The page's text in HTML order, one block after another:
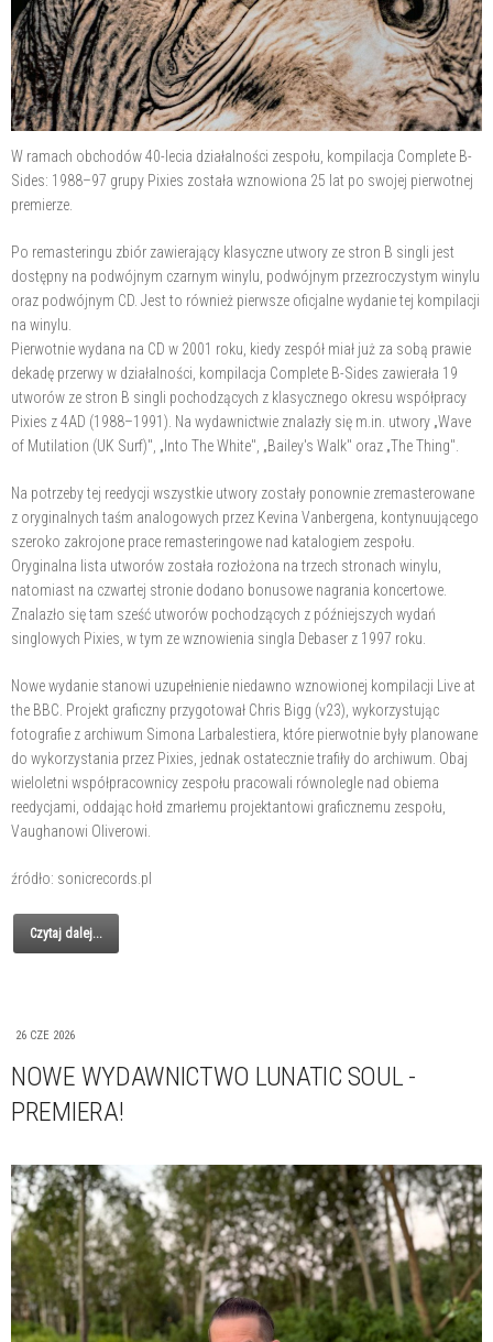
W ramach obchodów 40-lecia działalności zespołu, kompilacja Complete B-
Sides: 1988–97 grupy Pixies została wznowiona 25 lat po swojej pierwotnej
premierze.
Po remasteringu zbiór zawierający klasyczne utwory ze stron B singli jest
dostępny na podwójnym czarnym winylu, podwójnym przezroczystym winylu
oraz podwójnym CD. Jest to również pierwsze oficjalne wydanie tej kompilacji
na winylu.
Pierwotnie wydana na CD w 2001 roku, kiedy zespół miał już za sobą prawie
dekadę przerwy w działalności, kompilacja Complete B-Sides zawierała 19
utworów ze stron B singli pochodzących z klasycznego okresu współpracy
Pixies z 4AD (1988–1991). Na wydawnictwie znalazły się m.in. utwory „Wave
of Mutilation (UK Surf)", „Into The White", „Bailey's Walk" oraz „The Thing".
Na potrzeby tej reedycji wszystkie utwory zostały ponownie zremasterowane
z oryginalnych taśm analogowych przez Kevina Vanbergena, kontynuującego
szeroko zakrojone prace remasteringowe nad katalogiem zespołu.
Oryginalna lista utworów została rozłożona na trzech stronach winylu,
natomiast na czwartej stronie dodano bonusowe nagrania koncertowe.
Znalazło się tam sześć utworów pochodzących z późniejszych wydań
singlowych Pixies, w tym ze wznowienia singla Debaser z 1997 roku.
Nowe wydanie stanowi uzupełnienie niedawno wznowionej kompilacji Live at
the BBC. Projekt graficzny przygotował Chris Bigg (v23), wykorzystując
fotografie z archiwum Simona Larbalestiera, które pierwotnie były planowane
do wykorzystania przez Pixies, jednak ostatecznie trafiły do archiwum. Obaj
wieloletni współpracownicy zespołu pracowali równolegle nad obiema
reedycjami, oddając hołd zmarłemu projektantowi graficznemu zespołu,
Vaughanowi Oliverowi.
źródło: sonicrecords.pl
Czytaj dalej...
26 CZE 2026
NOWE WYDAWNICTWO LUNATIC SOUL -
PREMIERA!